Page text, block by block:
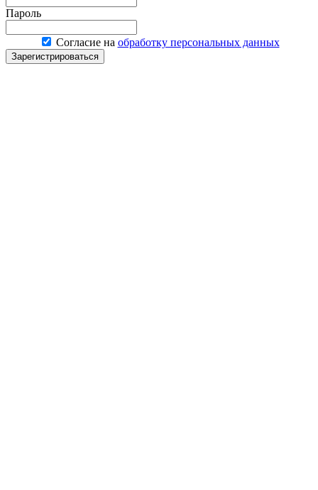
Пароль
Согласие на обработку персональных данных
Зарегистрироваться